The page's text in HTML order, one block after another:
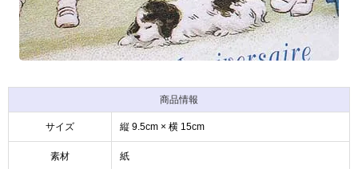
商品情報
サイズ 縦 9.5cm × 横 15cm
素材 紙